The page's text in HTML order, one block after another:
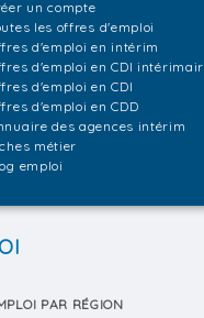
un compte
les offres d'emploi
d'emploi en intérim
d'emploi en CDI
d'emploi en CDI
d'emploi en CDD
des agences intérim
métier
emploi
PAR RÉGION